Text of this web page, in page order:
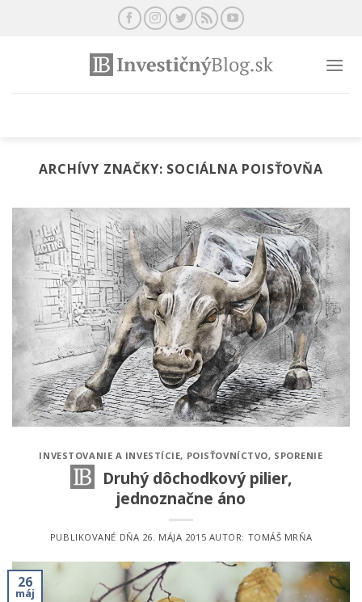
ARCHÍVY ZNAČKY: SOCIÁLNA POISŤOVŇA
INVESTOVANIE A INVESTÍCIE, POISŤOVNÍCTVO, SPORENIE
Druhý dôchodkový pilier,
jednoznačne áno
PUBLIKOVANÉ DŇA 26. MÁJA 2015 AUTOR: TOMÁŠ MRŇA
26
máj